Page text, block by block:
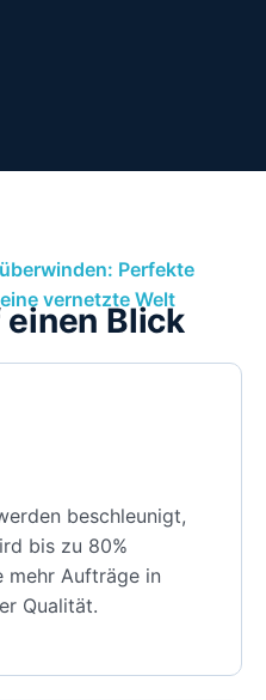
Perfekte
vernetzte Welt
Blick
beschleunigt,
bis zu 80%
mehr Aufträge in
Qualität.